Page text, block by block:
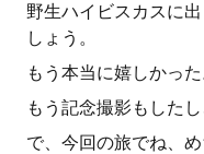
野生ハイビスカスに
しょう。
もう本当に嬉しかった
もう記念撮影もしたし
で、今回の旅でね、